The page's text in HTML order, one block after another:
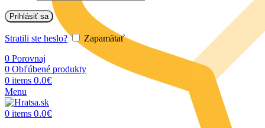
Prihlásiť sa
Stratili ste heslo?
Zapamätať
0 Porovnaj
0 Obľúbené produkty
0 items 0.0€
Menu
0 items 0.0€